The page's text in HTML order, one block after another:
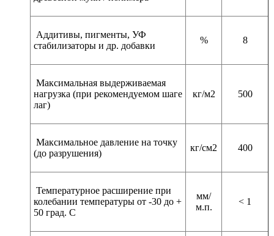
Аддитивы, пигменты, УФ
стабилизаторы и др. добавки
% 8
Максимальная выдерживаемая
нагрузка (при рекомендуемом шаге
лаг)
кг/м2 500
Максимальное давление на точку
(до разрушения)
кг/см2 400
Температурное расширение при
колебании температуры от -30 до +
50 град. С
мм/
м.п.
< 1